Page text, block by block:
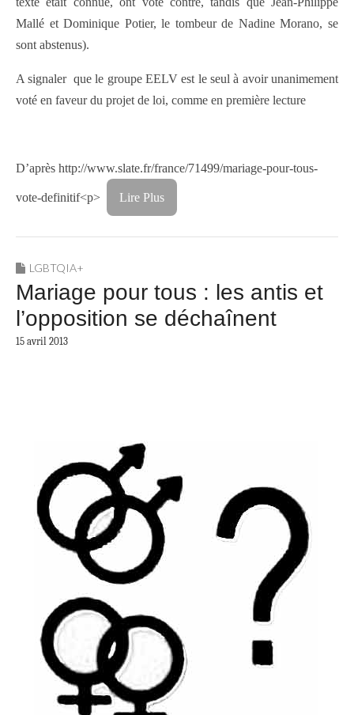
Mallé et Dominique Potier, le tombeur de Nadine Morano, se
sont abstenus).
A signaler que le groupe EELV est le seul à avoir unanimement
voté en faveur du projet de loi, comme en première lecture
D’après http://www.slate.fr/france/71499/mariage-pour-tous-
vote-definitif<p> Lire Plus
LGBTQIA+
Mariage pour tous : les antis et
l’opposition se déchaînent
15 avril 2013